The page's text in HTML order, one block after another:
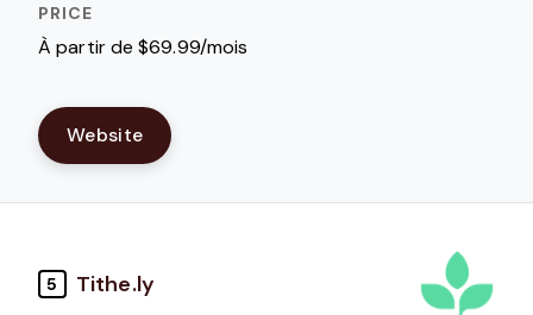
À partir de $69.99/mois
Website
5 Tithe.ly